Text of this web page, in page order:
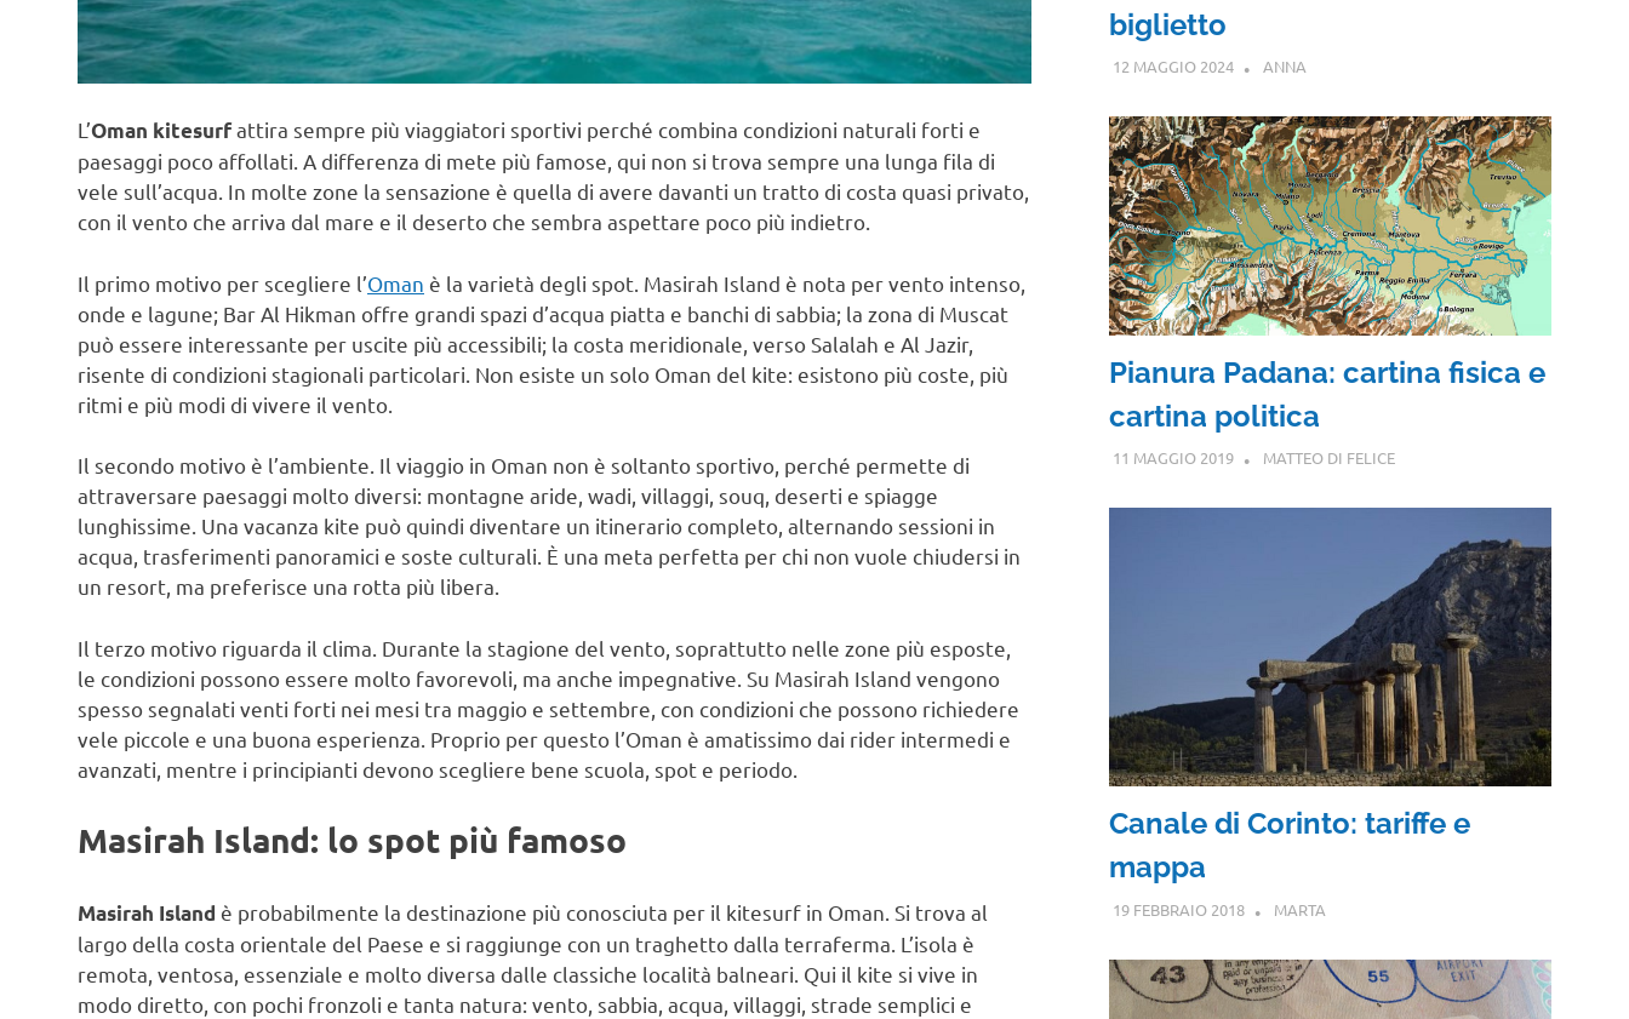
L’Oman kitesurfattira sempre più viaggiatori sportivi perché combina condizioni naturali forti e
paesaggi poco affollati. A differenza di mete più famose, qui non si trova sempre una lunga fila di
vele sull’acqua. In molte zone la sensazione è quella di avere davanti un tratto di costa quasi privato,
con il vento che arriva dal mare e il deserto che sembra aspettare poco più indietro.
Il primo motivo per scegliere l’Oman è la varietà degli spot. Masirah Island è nota per vento intenso,
onde e lagune; Bar Al Hikman offre grandi spazi d’acqua piatta e banchi di sabbia; la zona di Muscat
può essere interessante per uscite più accessibili; la costa meridionale, verso Salalah e Al Jazir,
risente di condizioni stagionali particolari. Non esiste un solo Oman del kite: esistono più coste, più
ritmi e più modi di vivere il vento.
Il secondo motivo è l’ambiente. Il viaggio in Oman non è soltanto sportivo, perché permette di
attraversare paesaggi molto diversi: montagne aride, wadi, villaggi, souq, deserti e spiagge
lunghissime. Una vacanza kite può quindi diventare un itinerario completo, alternando sessioni in
acqua, trasferimenti panoramici e soste culturali. È una meta perfetta per chi non vuole chiudersi in
un resort, ma preferisce una rotta più libera.
Il terzo motivo riguarda il clima. Durante la stagione del vento, soprattutto nelle zone più esposte,
le condizioni possono essere molto favorevoli, ma anche impegnative. Su Masirah Island vengono
spesso segnalati venti forti nei mesi tra maggio e settembre, con condizioni che possono richiedere
vele piccole e una buona esperienza. Proprio per questo l’Oman è amatissimo dai rider intermedi e
avanzati, mentre i principianti devono scegliere bene scuola, spot e periodo.
Masirah Island: lo spot più famoso
Masirah Island è probabilmente la destinazione più conosciuta per il kitesurf in Oman. Si trova al
largo della costa orientale del Paese e si raggiunge con un traghetto dalla terraferma. L’isola è
remota, ventosa, essenziale e molto diversa dalle classiche località balneari. Qui il kite si vive in
modo diretto, con pochi fronzoli e tanta natura: vento, sabbia, acqua, villaggi, strade semplici e
biglietto
12 MAGGIO 2024 ANNA
Pianura Padana: cartina fisica e
cartina politica
11 MAGGIO 2019 MATTEO DI FELICE
Canale di Corinto: tariffe e
mappa
19 FEBBRAIO 2018 MARTA